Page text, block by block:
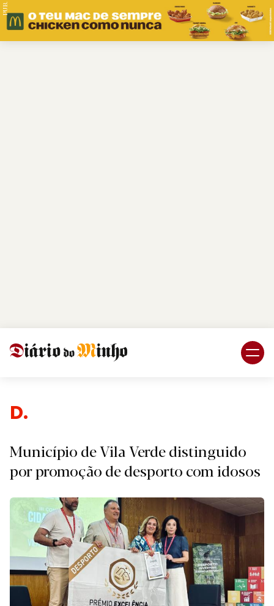
PUB.
Despor
Município de Vila Verde distinguido
por promoção de desporto com idosos